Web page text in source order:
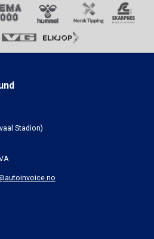
Stadion)